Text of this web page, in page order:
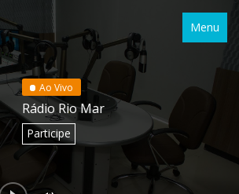
Menu
Ao Vivo
Rádio Rio Mar
Participe